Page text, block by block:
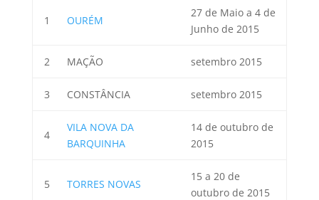
1 OURÉM
27 de Maio a 4 de
Junho de 2015
2 MAÇÃO setembro 2015
3 CONSTÂNCIA setembro 2015
4
VILA NOVA DA
BARQUINHA
14 de outubro de
2015
5 TORRES NOVAS
15 a 20 de
outubro de 2015